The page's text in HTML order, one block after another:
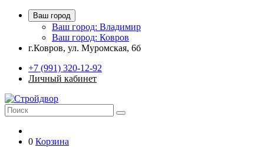
Ваш город
Ваш город: Владимир
Ваш город: Ковров
г.Ковров, ул. Муромская, 6б
+7 (991) 320-12-92
Личный кабинет
0 Корзина